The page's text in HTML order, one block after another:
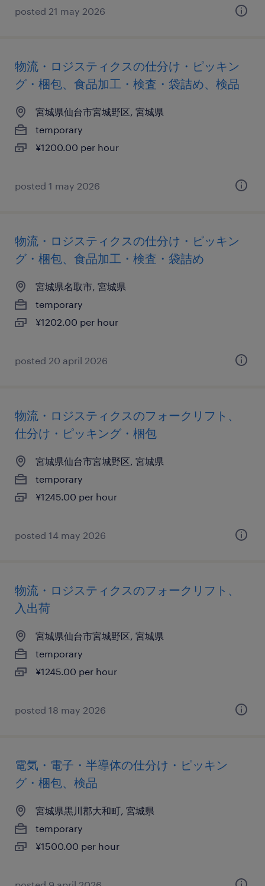
posted 21 may 2026
物流・ロジスティクスの仕分け・ピッキン
グ・梱包、食品加工・検査・袋詰め、検品
宮城県仙台市宮城野区, 宮城県
temporary
¥1200.00 per hour
posted 1 may 2026
物流・ロジスティクスの仕分け・ピッキン
グ・梱包、食品加工・検査・袋詰め
宮城県名取市, 宮城県
temporary
¥1202.00 per hour
posted 20 april 2026
物流・ロジスティクスのフォークリフト、
仕分け・ピッキング・梱包
宮城県仙台市宮城野区, 宮城県
temporary
¥1245.00 per hour
posted 14 may 2026
物流・ロジスティクスのフォークリフト、
入出荷
宮城県仙台市宮城野区, 宮城県
temporary
¥1245.00 per hour
posted 18 may 2026
電気・電子・半導体の仕分け・ピッキン
グ・梱包、検品
宮城県黒川郡大和町, 宮城県
temporary
¥1500.00 per hour